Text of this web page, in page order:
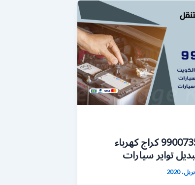
بنشر قرطبة 99007355 كراج كهرباء
تواير سيارات